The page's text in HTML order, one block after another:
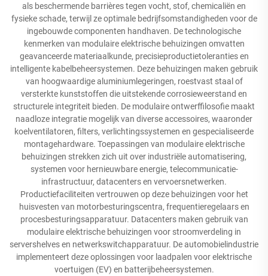
als beschermende barrières tegen vocht, stof, chemicaliën en
fysieke schade, terwijl ze optimale bedrijfsomstandigheden voor de
ingebouwde componenten handhaven. De technologische
kenmerken van modulaire elektrische behuizingen omvatten
geavanceerde materiaalkunde, precisieproductietoleranties en
intelligente kabelbeheersystemen. Deze behuizingen maken gebruik
van hoogwaardige aluminiumlegeringen, roestvast staal of
versterkte kunststoffen die uitstekende corrosieweerstand en
structurele integriteit bieden. De modulaire ontwerffilosofie maakt
naadloze integratie mogelijk van diverse accessoires, waaronder
koelventilatoren, filters, verlichtingssystemen en gespecialiseerde
montagehardware. Toepassingen van modulaire elektrische
behuizingen strekken zich uit over industriële automatisering,
systemen voor hernieuwbare energie, telecommunicatie-
infrastructuur, datacenters en vervoersnetwerken.
Productiefaciliteiten vertrouwen op deze behuizingen voor het
huisvesten van motorbesturingscentra, frequentieregelaars en
procesbesturingsapparatuur. Datacenters maken gebruik van
modulaire elektrische behuizingen voor stroomverdeling in
servershelves en netwerkswitchapparatuur. De automobielindustrie
implementeert deze oplossingen voor laadpalen voor elektrische
voertuigen (EV) en batterijbeheersystemen.